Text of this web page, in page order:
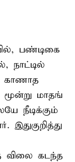
பண்டிகை
நாட்டில்
காணாத
மாதங்
நீடிக்கும்
விலை கடந்த